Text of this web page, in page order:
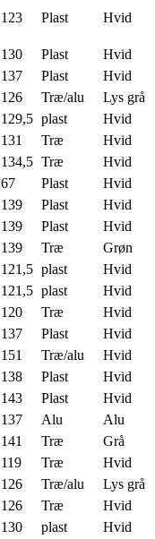
123 Plast Hvid
130 Plast
Hvid
137 Plast
Hvid
126 Træ/alu
Lys grå
129,5 plast
Hvid
131 Træ
Hvid
134,5 Træ
Hvid
67 Plast
Hvid
139 Plast
Hvid
139 Plast
Hvid
139 Træ
Grøn
121,5 plast
Hvid
121,5 plast
Hvid
120 Træ
Hvid
137 Plast
Hvid
151 Træ/alu
Hvid
138 Plast
Hvid
143 Plast
Hvid
137 Alu
Alu
141 Træ
Grå
119 Træ
Hvid
126 Træ/alu
Lys grå
126 Træ
Hvid
130 plast
Hvid